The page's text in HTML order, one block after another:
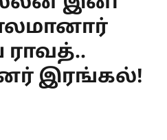
ராவத்..
இரங்கல்!